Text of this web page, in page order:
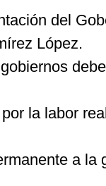
del
López.
la labor
a la